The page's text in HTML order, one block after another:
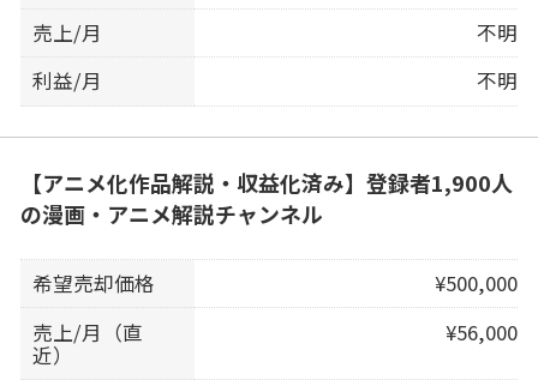
売上/月
不明
利益/月
不明
【アニメ化作品解説・収益化済み】登録者1,900人
の漫画・アニメ解説チャンネル
希望売却価格
¥500,000
売上/月（直
近）
¥56,000